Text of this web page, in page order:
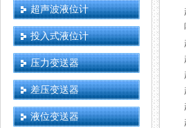
超声波液位计
投入式液位计
压力变送器
差压变送器
液位变送器